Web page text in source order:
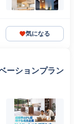
気になる
ーションプラン